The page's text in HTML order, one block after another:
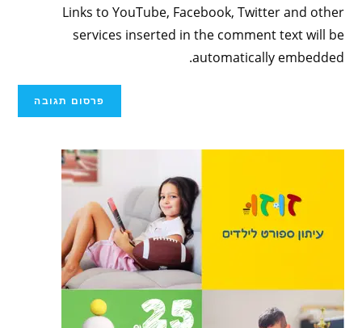
Links to YouTube, Facebook, Twitter and other
services inserted in the comment text will be
automatically embedded.